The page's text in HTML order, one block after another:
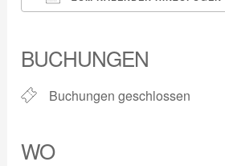
BUCHUNGEN
Buchungen geschlossen
WO